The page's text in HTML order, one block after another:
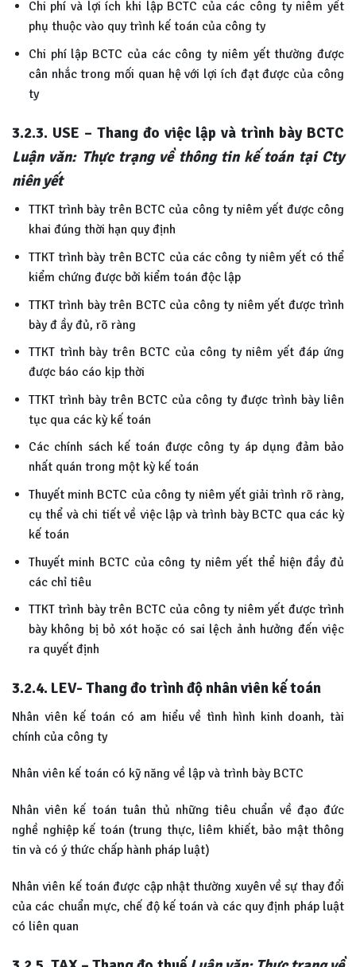
Chi phí và lợi ích khi lập BCTC của các công ty niêm yết
phụ thuộc vào quy trình kế toán của công ty
Chi phí lập BCTC của các công ty niêm yết thường được
cân nhắc trong mối quan hệ với lợi ích đạt được của công
ty
3.2.3. USE – Thang đo việc lập và trình bày BCTC
Luận văn: Thực trạng về thông tin kế toán tại Cty
niên yết
TTKT trình bày trên BCTC của công ty niêm yết được công
khai đúng thời hạn quy định
TTKT trình bày trên BCTC của các công ty niêm yết có thể
kiểm chứng được bởi kiểm toán độc lập
TTKT trình bày trên BCTC của công ty niêm yết được trình
bày đ ầy đủ, rõ ràng
TTKT trình bày trên BCTC của công ty niêm yết đáp ứng
được báo cáo kịp thời
TTKT trình bày trên BCTC của công ty được trình bày liên
tục qua các kỳ kế toán
Các chính sách kế toán được công ty áp dụng đảm bảo
nhất quán trong một kỳ kế toán
Thuyết minh BCTC của công ty niêm yết giải trình rõ ràng,
cụ thể và chi tiết về việc lập và trình bày BCTC qua các kỳ
kế toán
Thuyết minh BCTC của công ty niêm yết thể hiện đầy đủ
các chỉ tiêu
TTKT trình bày trên BCTC của công ty niêm yết được trình
bày không bị bỏ xót hoặc có sai lệch ảnh hưởng đến việc
ra quyết định
3.2.4. LEV- Thang đo trình độ nhân viên kế toán
Nhân viên kế toán có am hiểu về tình hình kinh doanh, tài
chính của công ty
Nhân viên kế toán có kỹ năng về lập và trình bày BCTC
Nhân viên kế toán tuân thủ những tiêu chuẩn về đạo đức
nghề nghiệp kế toán (trung thực, liêm khiết, bảo mật thông
tin và có ý thức chấp hành pháp luật)
Nhân viên kế toán được cập nhật thường xuyên về sự thay đổi
của các chuẩn mực, chế độ kế toán và các quy định pháp luật
có liên quan